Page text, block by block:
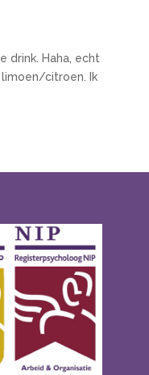
drink. Haha, echt
citroen. Ik